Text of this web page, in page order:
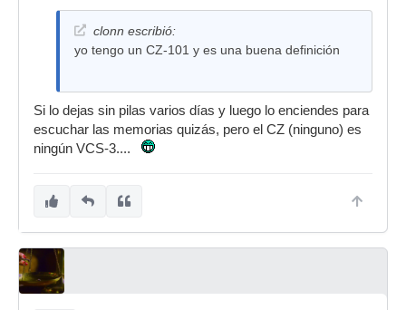
clonn escribió:
yo tengo un CZ-101 y es una buena definición
Si lo dejas sin pilas varios días y luego lo enciendes para
escuchar las memorias quizás, pero el CZ (ninguno) es
ningún VCS-3....